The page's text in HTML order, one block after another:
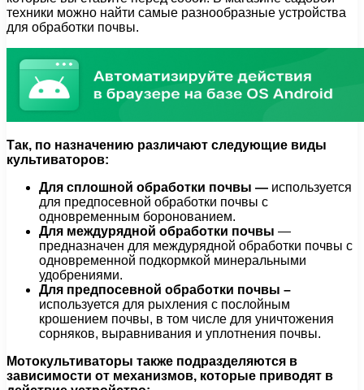
техники можно найти самые разнообразные устройства
для обработки почвы.
Так, по назначению различают следующие виды
культиваторов:
Для сплошной обработки почвы — используется
для предпосевной обработки почвы с
одновременным боронованием.
Для междурядной обработки почвы —
предназначен для междурядной обработки почвы с
одновременной подкормкой минеральными
удобрениями.
Для предпосевной обработки почвы –
используется для рыхления с послойным
крошением почвы, в том числе для уничтожения
сорняков, выравнивания и уплотнения почвы.
Мотокультиваторы также подразделяются в
зависимости от механизмов, которые приводят в